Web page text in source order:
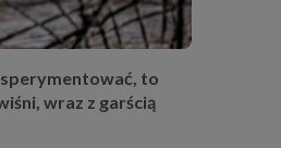
to
wraz z garścią